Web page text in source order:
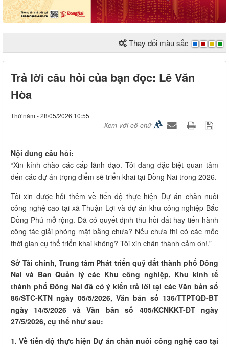
Thay đổi màu sắc
Trả lời câu hỏi của bạn đọc: Lê Văn
Hòa
Thứ năm - 28/05/2026 10:55
Xem với cỡ chữ
Nội dung câu hỏi:
“Xin kính chào các cấp lãnh đạo. Tôi đang đặc biệt quan tâm
đến các dự án trọng điểm sẽ triển khai tại Đồng Nai trong 2026.
Tôi xin được hỏi thêm về tiến độ thực hiện Dự án chăn nuôi
công nghệ cao tại xã Thuận Lợi và dự án khu công nghiệp Bắc
Đồng Phú mở rộng. Đã có quyết định thu hồi đất hay tiến hành
công tác giải phóng mặt bằng chưa? Nếu chưa thì có các mốc
thời gian cụ thể triển khai không? Tôi xin chân thành cảm ơn!.”
Sở Tài chính, Trung tâm Phát triển quỹ đất thành phố Đồng
Nai và Ban Quản lý các Khu công nghiệp, Khu kinh tế
thành phố Đồng Nai đã có ý kiến trả lời tại các Văn bản số
86/STC-KTN ngày 05/5/2026, Văn bản số 136/TTPTQĐ-BT
ngày 14/5/2026 và Văn bản số 405/KCNKKT-ĐT ngày
27/5/2026, cụ thể như sau:
1. Về tiến độ thực hiện Dự án chăn nuôi công nghệ cao tại